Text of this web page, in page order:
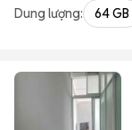
Dung lượng: 64 GB